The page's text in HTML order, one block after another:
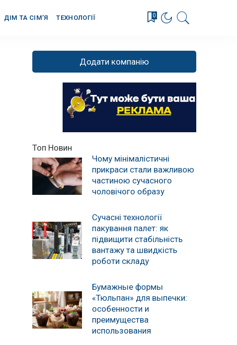
ДІМ ТА СІМ’Я ТЕХНОЛОГІЇ 0
Додати компанію
Топ Новин
Чому мінімалістичні
прикраси стали важливою
частиною сучасного
чоловічого образу
Сучасні технології
пакування палет: як
підвищити стабільність
вантажу та швидкість
роботи складу
Бумажные формы
«Тюльпан» для выпечки:
особенности и
преимущества
использования